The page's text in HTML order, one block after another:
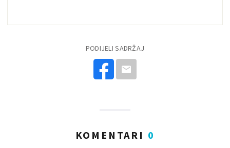
PODIJELI SADRŽAJ
KOMENTARI 0